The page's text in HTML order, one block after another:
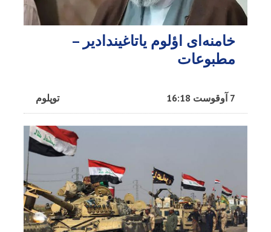
خامنه‌ای اؤلوم یاتاغیندادیر –
مطبوعات
توپلوم 7 آوقوست 16:18